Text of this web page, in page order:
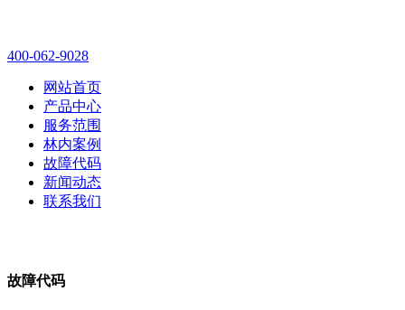
400-062-9028
网站首页
产品中心
服务范围
林内案例
故障代码
新闻动态
联系我们
故障代码